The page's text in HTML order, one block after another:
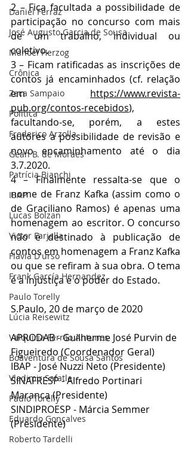
Daniel Ferraz
José Augusto Garcia de Sousa
Manoel Herzog
Crônica
Zeca Sampaio
Política
Frederico Arzolla
Gean B. de Moraes
Patrícia Bianchi
IBAP
Lucas Bolzan
Victor Farjalla
Flavia D'urso
Frank García Hernandez
Paulo Torelly
Lúcia Reisewitz
Valquíria Ferrão Antunes
Boaventura de Sousa Santos
Vladimir Safatle
Paulo Torelly
Eduardo Gonçalves
Roberto Tardelli
2 – Fica facultada a possibilidade de
participação no concurso com mais
de um trabalho, individual ou
coletivo.
3 – Ficam ratificadas as inscrições de
contos já encaminhados (cf. relação
em https://www.revista-
pub.org/contos-recebidos),
facultando-se, porém, a estes
autores a possibilidade de revisão e
novo encaminhamento até o dia
3.7.2020.
4 – Finalmente ressalta-se que o
nome de Franz Kafka (assim como o
de Graciliano Ramos) é apenas uma
homenagem ao escritor. O concurso
não é destinado à publicação de
contos em homenagem a Franz Kafka
ou que se refiram à sua obra. O tema
é a injustiça e o poder do Estado.
S.Paulo, 20 de março de 2020
APRODAB - Guilherme José Purvin de
Figueiredo (Coordenador Geral)
IBAP - José Nuzzi Neto (Presidente)
SINAFRESP - Alfredo Portinari
Maranca (Presidente)
SINDIPROESP - Márcia Semmer
(Presidente)